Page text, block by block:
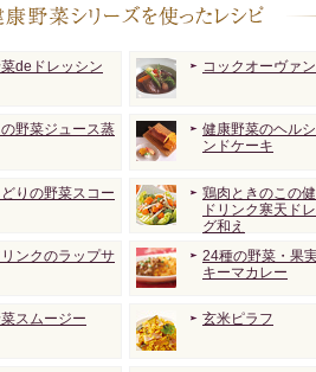
deドレッシン
コックオーヴァン
野菜ジュース蒸
健康野菜のヘル
ンドケーキ
りの野菜スコー
鶏肉ときのこの
ドリンク寒天ド
グ和え
ンクのラップサ
24種の野菜・果
キーマカレー
スムージー 玄米ピラフ